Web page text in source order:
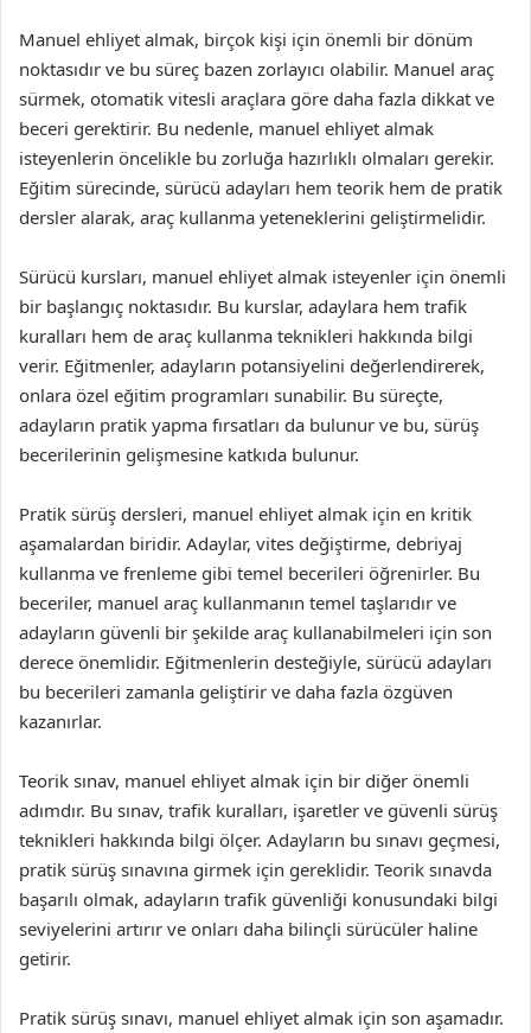
Manuel ehliyet almak, birçok kişi için önemli bir dönüm
noktasıdır ve bu süreç bazen zorlayıcı olabilir. Manuel araç
sürmek, otomatik vitesli araçlara göre daha fazla dikkat ve
beceri gerektirir. Bu nedenle, manuel ehliyet almak
isteyenlerin öncelikle bu zorluğa hazırlıklı olmaları gerekir.
Eğitim sürecinde, sürücü adayları hem teorik hem de pratik
dersler alarak, araç kullanma yeteneklerini geliştirmelidir.
Sürücü kursları, manuel ehliyet almak isteyenler için önemli
bir başlangıç noktasıdır. Bu kurslar, adaylara hem trafik
kuralları hem de araç kullanma teknikleri hakkında bilgi
verir. Eğitmenler, adayların potansiyelini değerlendirerek,
onlara özel eğitim programları sunabilir. Bu süreçte,
adayların pratik yapma fırsatları da bulunur ve bu, sürüş
becerilerinin gelişmesine katkıda bulunur.
Pratik sürüş dersleri, manuel ehliyet almak için en kritik
aşamalardan biridir. Adaylar, vites değiştirme, debriyaj
kullanma ve frenleme gibi temel becerileri öğrenirler. Bu
beceriler, manuel araç kullanmanın temel taşlarıdır ve
adayların güvenli bir şekilde araç kullanabilmeleri için son
derece önemlidir. Eğitmenlerin desteğiyle, sürücü adayları
bu becerileri zamanla geliştirir ve daha fazla özgüven
kazanırlar.
Teorik sınav, manuel ehliyet almak için bir diğer önemli
adımdır. Bu sınav, trafik kuralları, işaretler ve güvenli sürüş
teknikleri hakkında bilgi ölçer. Adayların bu sınavı geçmesi,
pratik sürüş sınavına girmek için gereklidir. Teorik sınavda
başarılı olmak, adayların trafik güvenliği konusundaki bilgi
seviyelerini artırır ve onları daha bilinçli sürücüler haline
getirir.
Pratik sürüş sınavı, manuel ehliyet almak için son aşamadır.